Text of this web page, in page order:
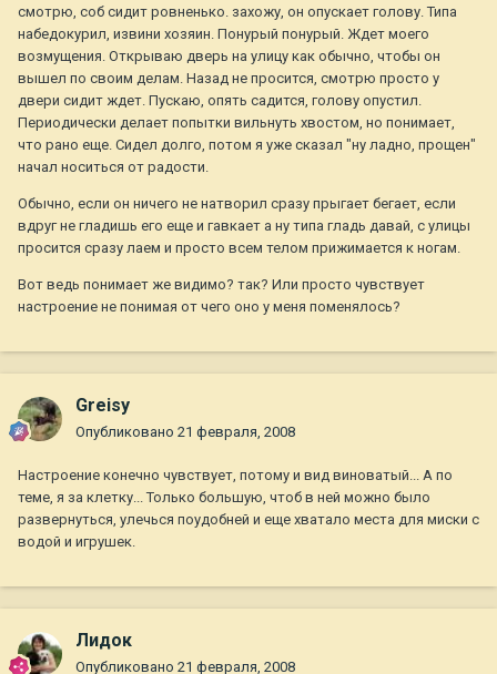
смотрю, соб сидит ровненько. захожу, он опускает голову. Типа
набедокурил, извини хозяин. Понурый понурый. Ждет моего
возмущения. Открываю дверь на улицу как обычно, чтобы он
вышел по своим делам. Назад не просится, смотрю просто у
двери сидит ждет. Пускаю, опять садится, голову опустил.
Периодически делает попытки вильнуть хвостом, но понимает,
что рано еще. Сидел долго, потом я уже сказал "ну ладно, прощен"
начал носиться от радости.
Обычно, если он ничего не натворил сразу прыгает бегает, если
вдруг не гладишь его еще и гавкает а ну типа гладь давай, с улицы
просится сразу лаем и просто всем телом прижимается к ногам.
Вот ведь понимает же видимо? так? Или просто чувствует
настроение не понимая от чего оно у меня поменялось?
Greisy
Опубликовано 21 февраля, 2008
Настроение конечно чувствует, потому и вид виноватый... А по
теме, я за клетку... Только большую, чтоб в ней можно было
развернуться, улечься поудобней и еще хватало места для миски с
водой и игрушек.
Лидок
Опубликовано 21 февраля, 2008